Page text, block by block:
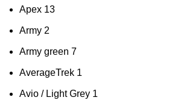
Apex 13
Army 2
Army green 7
AverageTrek 1
Avio / Light Grey 1